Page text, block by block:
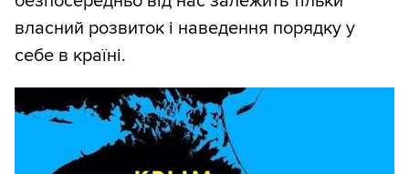
власний розвиток і наведення порядку у
себе в країні.